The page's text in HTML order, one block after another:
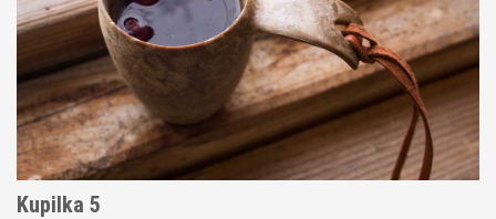
Kupilka 5